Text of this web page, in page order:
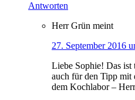
Antworten
Herr Grün meint
27. September 2016
Liebe Sophie! Das ist
auch für den Tipp mit
dem Kochlabor –